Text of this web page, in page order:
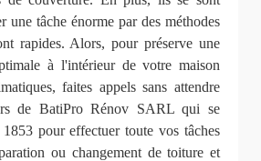
une tâche énorme par des méthodes
rapides. Alors, pour préserve une
à l'intérieur de votre maison
faites appels sans attendre
de BatiPro Rénov SARL qui se
pour effectuer toute vos tâches
ou changement de toiture et